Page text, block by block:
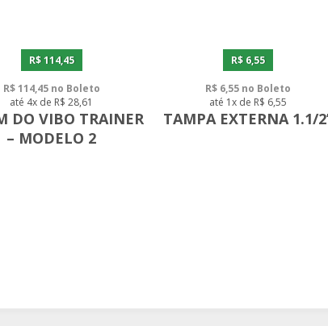
R$ 114,45
R$ 114,45 no Boleto
até 4x de R$ 28,61
DO VIBO TRAINER
– MODELO 2
R$ 6,55
R$ 6,55 no Boleto
até 1x de R$ 6,55
TAMPA EXTERNA 1.1/